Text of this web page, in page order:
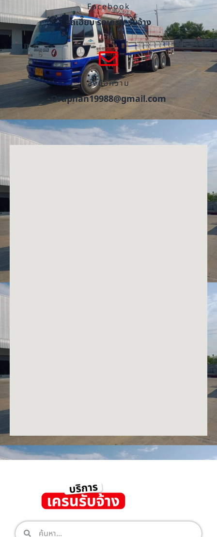
Facebook
รถเฮี๊ยบ รถเครน รับจ้าง
ส่งข้อความ
Oraphan19988@gmail.com